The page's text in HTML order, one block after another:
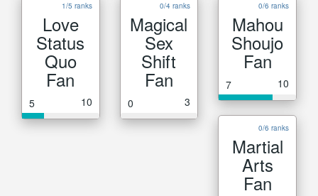
1/5 ranks
Love
Status
Quo
Fan
5 10
0/4 ranks
Magical
Sex
Shift
Fan
0 3
0/6 ranks
Mahou
Shoujo
Fan
7 10
0/6 ranks
Martial
Arts
Fan